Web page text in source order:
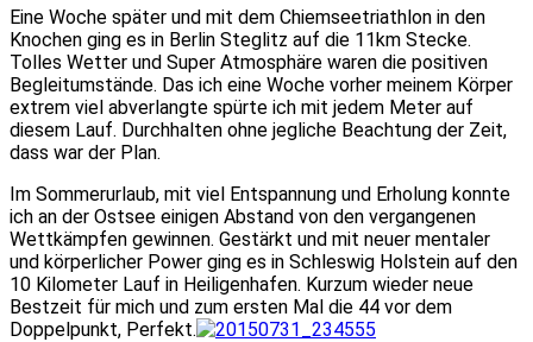
Eine Woche später und mit dem Chiemseetriathlon in den
Knochen ging es in Berlin Steglitz auf die 11km Stecke.
Tolles Wetter und Super Atmosphäre waren die positiven
Begleitumstände. Das ich eine Woche vorher meinem Körper
extrem viel abverlangte spürte ich mit jedem Meter auf
diesem Lauf. Durchhalten ohne jegliche Beachtung der Zeit,
dass war der Plan.
Im Sommerurlaub, mit viel Entspannung und Erholung konnte
ich an der Ostsee einigen Abstand von den vergangenen
Wettkämpfen gewinnen. Gestärkt und mit neuer mentaler
und körperlicher Power ging es in Schleswig Holstein auf den
10 Kilometer Lauf in Heiligenhafen. Kurzum wieder neue
Bestzeit für mich und zum ersten Mal die 44 vor dem
Doppelpunkt, Perfekt.